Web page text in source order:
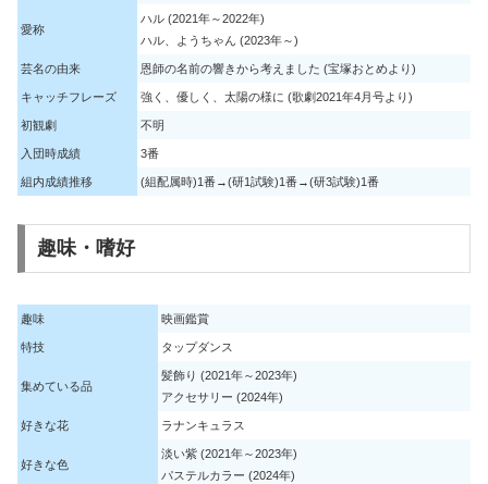
愛称
ハル (2021年～2022年)
ハル、ようちゃん (2023年～)
芸名の由来 恩師の名前の響きから考えました (宝塚おとめより)
キャッチフレーズ 強く、優しく、太陽の様に (歌劇2021年4月号より)
初観劇 不明
入団時成績 3番
組内成績推移 (組配属時)1番→(研1試験)1番→(研3試験)1番
趣味・嗜好
趣味 映画鑑賞
特技 タップダンス
集めている品
髪飾り (2021年～2023年)
アクセサリー (2024年)
好きな花 ラナンキュラス
好きな色
淡い紫 (2021年～2023年)
パステルカラー (2024年)